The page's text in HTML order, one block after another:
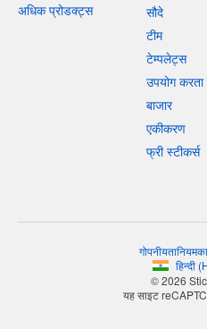
अधिक प्रोडक्ट्स
सौदे
टीम
टेम्पलेट्स
उपयोग
बाजार
एकीकरण
फ्री स्टीकर्स
गोपनीयतानियम
हिन्दी(
© 2026
यह साइट